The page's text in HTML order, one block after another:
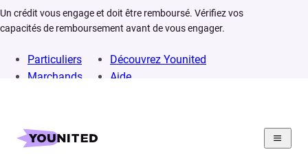
Un crédit vous engage et doit être remboursé. Vérifiez vos
capacités de remboursement avant de vous engager.
Particuliers
Marchands
Découvrez Younited
Aide
Home